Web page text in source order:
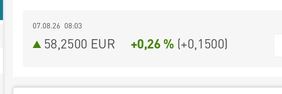
07.08.26 08:03
58,2500 EUR +0,26 % (+0,1500)